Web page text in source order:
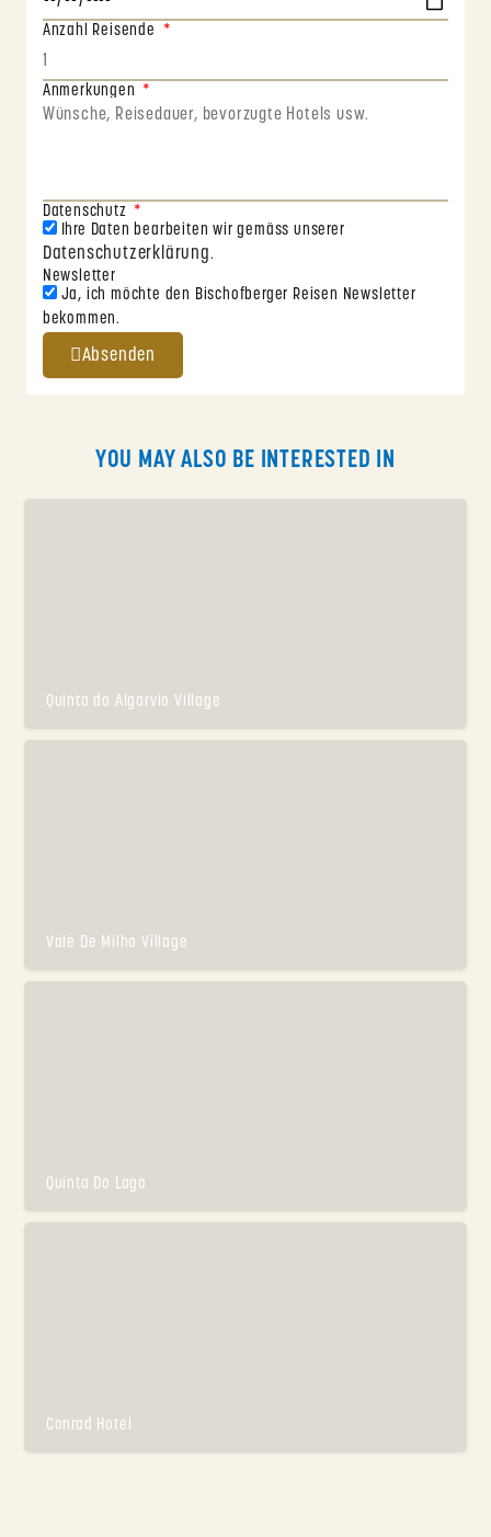
Anzahl Reisende
Anmerkungen
Datenschutz
Ihre Daten bearbeiten wir gemäss unserer
Datenschutzerklärung.
Newsletter
Ja, ich möchte den Bischofberger Reisen Newsletter
bekommen.
Absenden
YOU MAY ALSO BE INTERESTED IN
Quinta do Algarvio Village
Vale De Milho Village
Quinta Do Lago
Conrad Hotel